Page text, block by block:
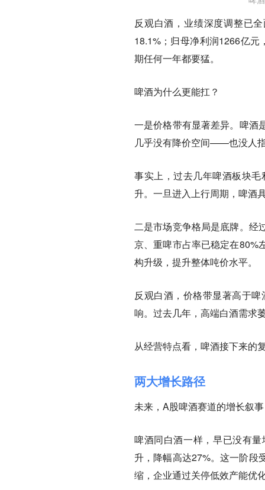
反观白酒，业绩深度调整已
18.1%；归母净利润1266亿
期任何一年都要猛。
啤酒为什么更能扛？
一是价格带有显著差异。啤酒
几乎没有降价空间——也没人
事实上，过去几年啤酒板块
升。一旦进入上行周期，啤酒
二是市场竞争格局是底牌。
京、重啤市占率已稳定在80%
构升级，提升整体吨价水平。
反观白酒，价格带显著高于
响。过去几年，高端白酒需求
从经营特点看，啤酒接下来的
两大增长路径
未来，A股啤酒赛道的增长叙
啤酒同白酒一样，早已没有
升，降幅高达27%。这一阶段
缩，企业通过关停低效产能优